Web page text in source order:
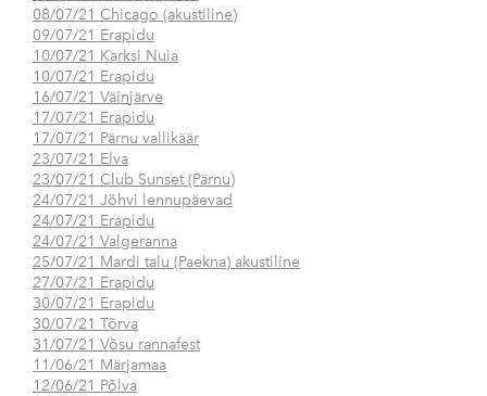
08/07/21 Chicago (akustiline)
09/07/21 Erapidu
10/07/21 Karksi Nuia
10/07/21 Erapidu
16/07/21 Väinjärve
17/07/21 Erapidu
17/07/21 Pärnu vallikäär
23/07/21 Elva
23/07/21 Club Sunset (Pärnu)
24/07/21 Jõhvi lennupäevad
24/07/21 Erapidu
24/07/21 Valgeranna
25/07/21 Mardi talu (Paekna) akustiline
27/07/21 Erapidu
30/07/21 Erapidu
30/07/21 Tõrva
31/07/21 Võsu rannafest
11/06/21 Märjamaa
12/06/21 Põlva